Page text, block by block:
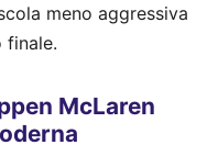
meno aggressiva
finale.
McLaren